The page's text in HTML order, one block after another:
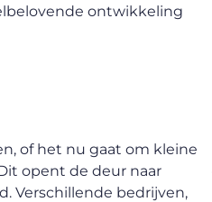
ontwikkeling
of het nu gaat om kleine
opent de deur naar
Verschillende bedrijven,